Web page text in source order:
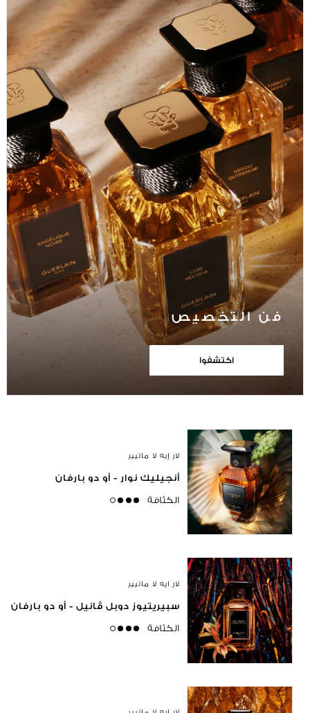
فن التخصيص
اكتشفوا
لار إيه لا ماتيير
أنجيليك نوار - أو دو بارفان
الكثافةhigh
لار ايه لا ماتيير
سبيريتيوز دوبل ڤانيل - أو دو بارفان
الكثافةhigh